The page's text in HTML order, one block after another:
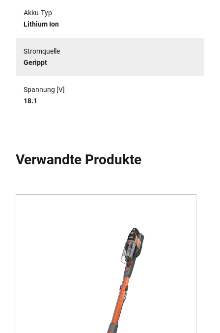
Akku-Typ
Lithium Ion
Stromquelle
Gerippt
Spannung [V]
18.1
Verwandte Produkte